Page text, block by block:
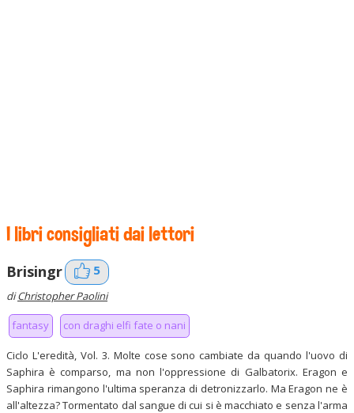
I libri consigliati dai lettori
Brisingr 5
diChristopher Paolini
fantasy con draghi elfi fate o nani
Ciclo L'eredità, Vol. 3. Molte cose sono cambiate da quando l'uovo di
Saphira è comparso, ma non l'oppressione di Galbatorix. Eragon e
Saphira rimangono l'ultima speranza di detronizzarlo. Ma Eragon ne è
all'altezza? Tormentato dal sangue di cui si è macchiato e senza l'arma